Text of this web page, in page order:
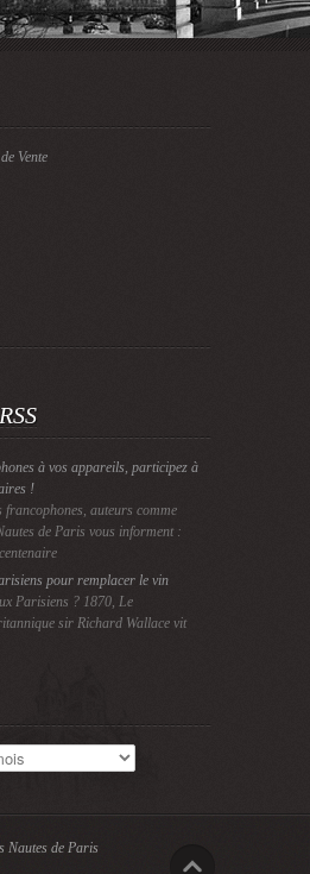
Vente
à vos appareils, participez à
!
francophones, auteurs comme
de Paris vous informent :
pour remplacer le vin
Parisiens ? 1870, Le
sir Richard Wallace vit
Nautes de Paris